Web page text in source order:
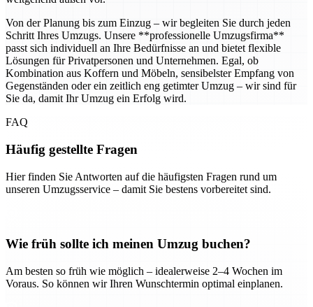
Von der Planung bis zum Einzug – wir begleiten Sie durch jeden
Schritt Ihres Umzugs. Unsere **professionelle Umzugsfirma**
passt sich individuell an Ihre Bedürfnisse an und bietet flexible
Lösungen für Privatpersonen und Unternehmen. Egal, ob
Kombination aus Koffern und Möbeln, sensibelster Empfang von
Gegenständen oder ein zeitlich eng getimter Umzug – wir sind für
Sie da, damit Ihr Umzug ein Erfolg wird.
FAQ
Häufig gestellte Fragen
Hier finden Sie Antworten auf die häufigsten Fragen rund um
unseren Umzugsservice – damit Sie bestens vorbereitet sind.
Wie früh sollte ich meinen Umzug buchen?
Am besten so früh wie möglich – idealerweise 2–4 Wochen im
Voraus. So können wir Ihren Wunschtermin optimal einplanen.